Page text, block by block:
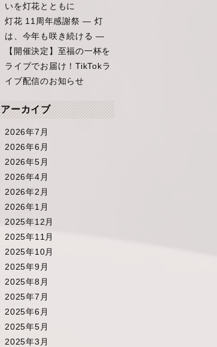
いを灯花とともに
灯花 11周年感謝祭 ― 灯
は、今年も咲き続ける ―
【開催決定】至福の一杯を
ライブでお届け！TikTokラ
イブ配信のお知らせ
アーカイブ
2026年7月
2026年6月
2026年5月
2026年4月
2026年2月
2026年1月
2025年12月
2025年11月
2025年10月
2025年9月
2025年8月
2025年7月
2025年6月
2025年5月
2025年3月